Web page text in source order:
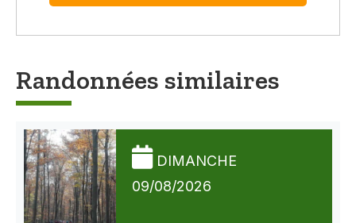
Randonnées similaires
DIMANCHE
09/08/2026